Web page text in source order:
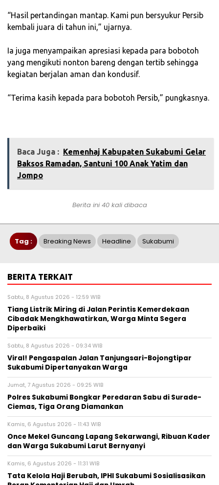
‎“Hasil pertandingan mantap. Kami pun bersyukur Persib
kembali juara di tahun ini,” ujarnya.
‎Ia juga menyampaikan apresiasi kepada para bobotoh
yang mengikuti nonton bareng dengan tertib sehingga
kegiatan berjalan aman dan kondusif.
‎“Terima kasih kepada para bobotoh Persib,” pungkasnya.
Baca Juga :
Kemenhaj Kabupaten Sukabumi Gelar
Baksos Ramadan, Santuni 100 Anak Yatim dan
Jompo
Berita ini 40 kali dibaca
Tag : Breaking News Headline Sukabumi
BERITA TERKAIT
Sabtu, 8 Agustus 2026 - 12:59 WIB
Tiang Listrik Miring di Jalan Perintis Kemerdekaan
Cibadak Mengkhawatirkan, Warga Minta Segera
Diperbaiki
Sabtu, 8 Agustus 2026 - 09:34 WIB
Viral! Pengaspalan Jalan Tanjungsari-Bojongtipar
Sukabumi Dipertanyakan Warga
Jumat, 7 Agustus 2026 - 09:25 WIB
Polres Sukabumi Bongkar Peredaran Sabu di Surade-
Ciemas, Tiga Orang Diamankan
Kamis, 6 Agustus 2026 - 11:43 WIB
Once Mekel Guncang Lapang Sekarwangi, Ribuan Kader
dan Warga Sukabumi Larut Bernyanyi
Kamis, 6 Agustus 2026 - 11:31 WIB
Tata Kelola Haji Berubah, IPHI Sukabumi Sosialisasikan